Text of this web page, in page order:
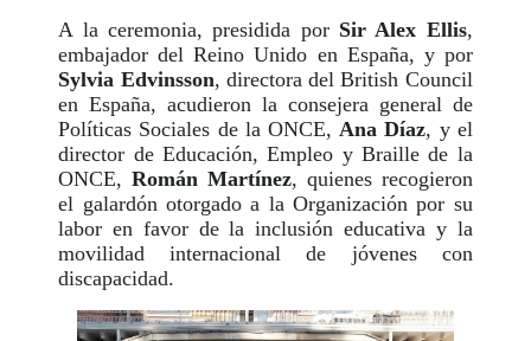
A la ceremonia, presidida por Sir Alex Ellis,
embajador del Reino Unido en España, y por
Sylvia Edvinsson, directora del British Council
en España, acudieron la consejera general de
Políticas Sociales de la ONCE,Ana Díaz, y el
director de Educación, Empleo y Braille de la
ONCE,Román Martínez, quienes recogieron
el galardón otorgado a la Organización por su
labor en favor de la inclusión educativa y la
movilidad internacional de jóvenes con
discapacidad.